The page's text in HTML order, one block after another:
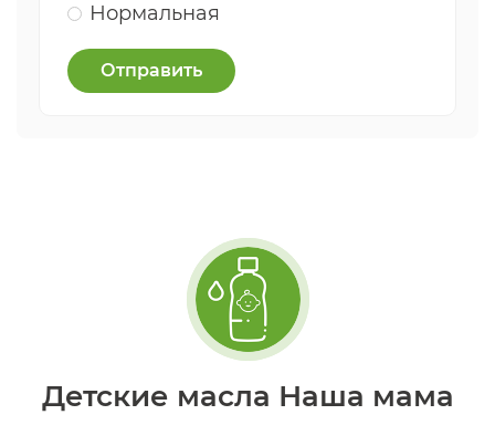
Нормальная
Отправить
Детские масла Наша мама